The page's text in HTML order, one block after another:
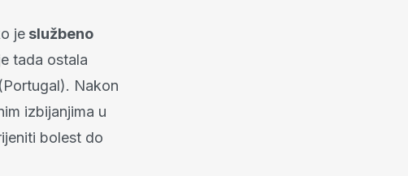
je službeno
tada ostala
Nakon
izbijanjima u
bolest do